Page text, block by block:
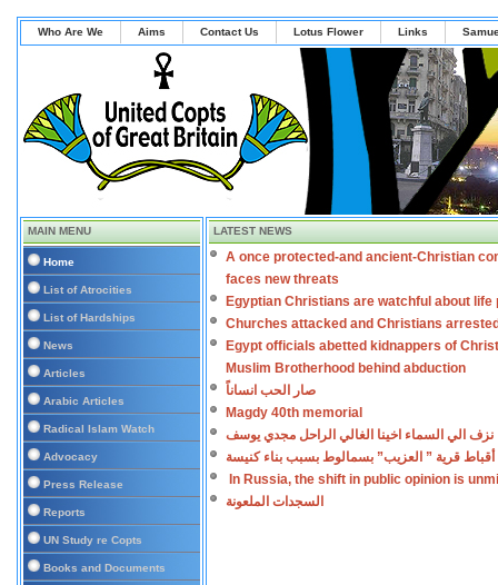
Who Are We Aims Contact Us Lotus Flower Links
MAIN MENU
Home
List of Atrocities
List of Hardships
News
Articles
Arabic Articles
Radical Islam Watch
Advocacy
Press Release
Reports
UN Study re Copts
Books and Documents
LATEST NEWS
A once protected-and ancient-Christian
faces new threats
Egyptian Christians are watchful about life
Churches attacked and Christians
Egypt officials abetted kidnappers of
Muslim Brotherhood behind abduction
صار الحب انساناً
Magdy 40th memorial
نزف الي السماء اخينا الغالي الراحل مجدي يوسف
أقباط قرية ” العزيب” بسمالوط بسبب بناء كنيسة
In Russia, the shift in public opinion is
السجدات الملعونة